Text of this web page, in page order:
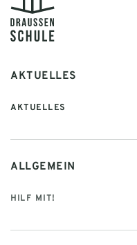
AKTUELLES
AKTUELLES
ALLGEMEIN
HILF MIT!